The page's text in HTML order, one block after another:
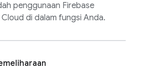
penggunaan Firebase
di dalam fungsi Anda.